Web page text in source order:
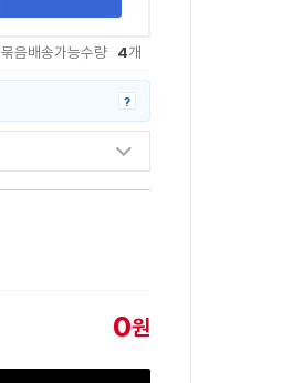
묶음배송가능수량 4개
?
0원